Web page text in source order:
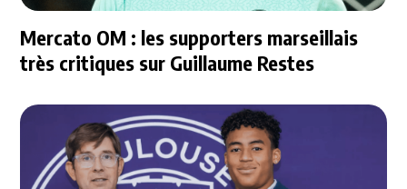
Mercato OM : les supporters marseillais
très critiques sur Guillaume Restes